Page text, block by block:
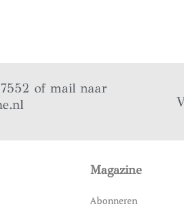
of mail naar
Magazine
Abonneren